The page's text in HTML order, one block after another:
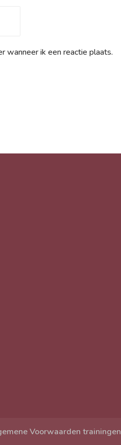
wanneer ik een reactie plaats.
Voorwaarden trainingen